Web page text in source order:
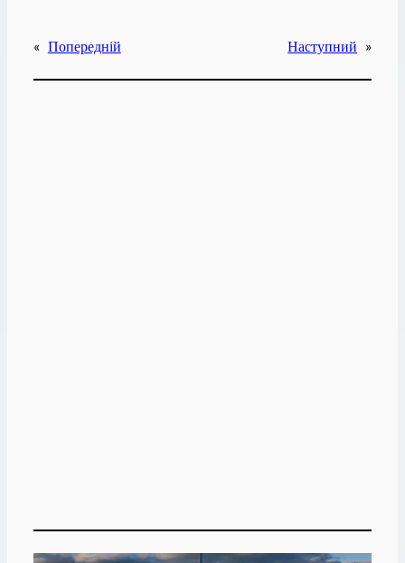
« Попередній Наступний »